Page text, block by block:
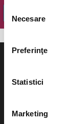
consimțământului
Necesare
Preferinţe
Statistici
Marketing